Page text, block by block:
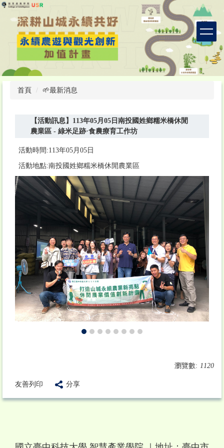
跳
到
區
首頁 🌱最新消息
【活動訊息】113年05月05日南投國姓鄉糯米橋休閒
農業區 - 綠米足跡·食農療育工作坊
活動時間:113年05月05日
活動地點:南投國姓鄉糯米橋休閒農業區
瀏覽數: 1120
友善列印 分享